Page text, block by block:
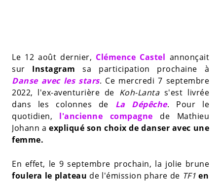
Le 12 août dernier, Clémence Castel annonçait
sur Instagram sa participation prochaine à
Danse avec les stars. Ce mercredi 7 septembre
2022, l'ex-aventurière de Koh-Lanta s'est livrée
dans les colonnes de La Dépêche. Pour le
quotidien, l'ancienne compagne de Mathieu
Johann a expliqué son choix de danser avec une
femme.
En effet, le 9 septembre prochain, la jolie brune
foulera le plateau de l'émission phare de TF1en